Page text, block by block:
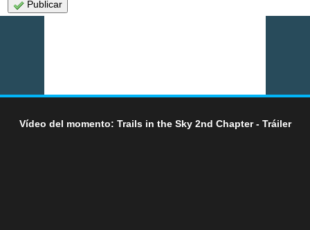
Publicar
Vídeo del momento: Trails in the Sky 2nd Chapter - Tráiler